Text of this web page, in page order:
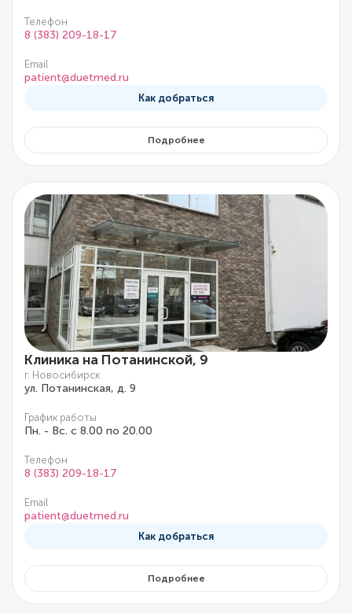
Телефон
8 (383) 209-18-17
Email
patient@duetmed.ru
Как добраться
Подробнее
Клиника на Потанинской, 9
г. Новосибирск
ул. Потанинская, д. 9
График работы
Пн. - Вс. с 8.00 по 20.00
Телефон
8 (383) 209-18-17
Email
patient@duetmed.ru
Как добраться
Подробнее